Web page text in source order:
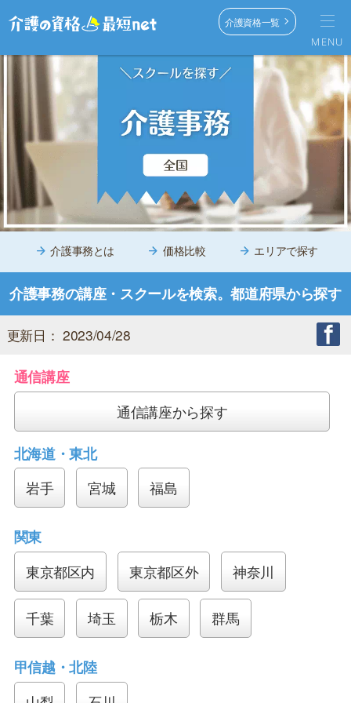
MENU
介護資格一覧
介護事務とは 価格比較 エリアで探す
介護事務の講座・スクールを検索。都道府県から探す
更新日： 2023/04/28
通信講座
通信講座から探す
北海道・東北
岩手
宮城 福島
関東
東京都区内
東京都区外 神奈川
千葉 埼玉 栃木 群馬
甲信越・北陸